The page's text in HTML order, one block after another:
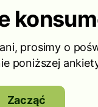
prosimy o
poniższej
Zacząć